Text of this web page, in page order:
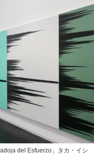
del Esfuerzo」タカ・イシ